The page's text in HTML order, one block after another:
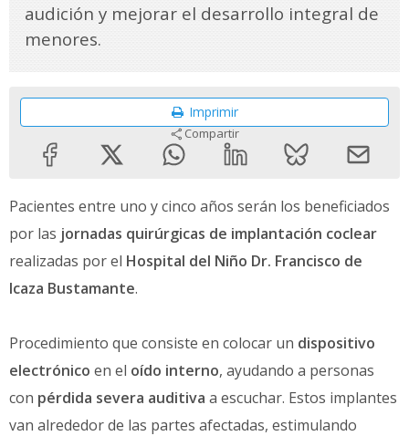
audición y mejorar el desarrollo integral de
menores.
Imprimir
Compartir
Pacientes entre uno y cinco años serán los beneficiados
por las jornadas quirúrgicas de implantación coclear
realizadas por el Hospital del Niño Dr. Francisco de
Icaza Bustamante.
Procedimiento que consiste en colocar un dispositivo
electrónico en el oído interno, ayudando a personas
con pérdida severa auditiva a escuchar. Estos implantes
van alrededor de las partes afectadas, estimulando